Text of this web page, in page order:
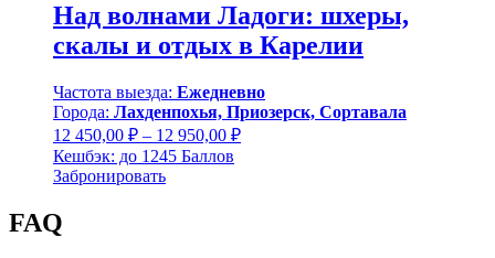
Над волнами Ладоги: шхеры,
скалы и отдых в Карелии
Частота выезда: Ежедневно
Города: Лахденпохья, Приозерск, Сортавала
12 450,00 ₽ – 12 950,00 ₽Диапазон
Кешбэк: до 1245 Баллов
Забронировать
FAQ